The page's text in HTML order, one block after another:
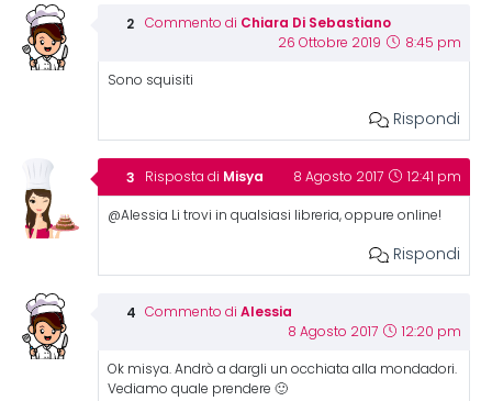
Commento di Chiara Di Sebastiano
26 Ottobre 2019 8:45 pm
Sono squisiti
Rispondi
Risposta di Misya 8 Agosto 2017 12:41 pm
@Alessia Li trovi in qualsiasi libreria, oppure online!
Rispondi
Commento di Alessia
8 Agosto 2017 12:20 pm
Ok misya. Andrò a dargli un occhiata alla mondadori.
Vediamo quale prendere 🙂